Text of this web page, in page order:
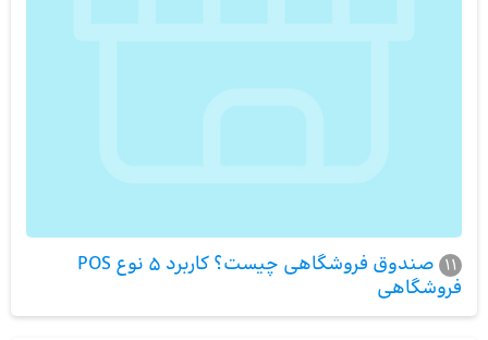
11
صندوق فروشگاهی چیست؟ کاربرد 5 نوع POS
فروشگاهی